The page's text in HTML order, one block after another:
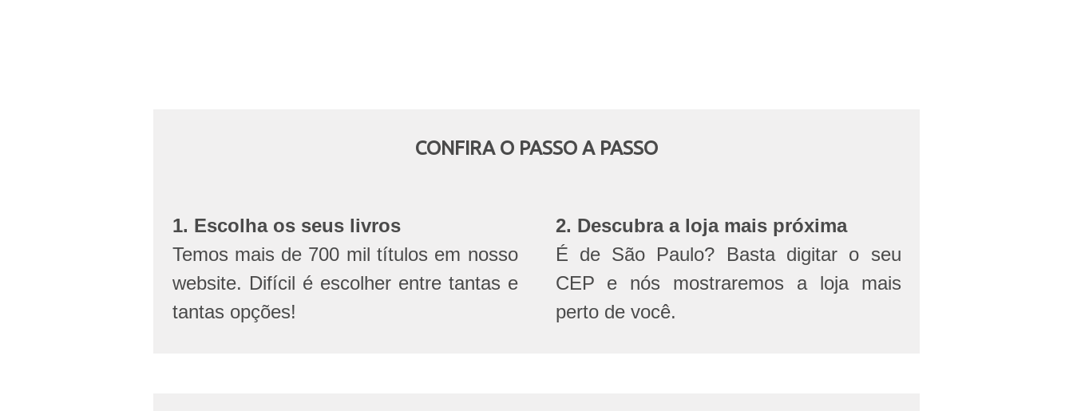
CONFIRA O PASSO A PASSO
1. Escolha os seus livros
Temos mais de 700 mil títulos em nosso
website. Difícil é escolher entre tantas e
tantas opções!
2. Descubra a loja mais próxima
É de São Paulo? Basta digitar o seu
CEP e nós mostraremos a loja mais
perto de você.